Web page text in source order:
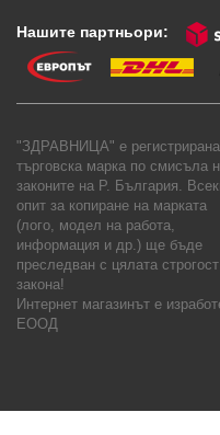
Нашите партньори:
"ЗДРАВНИЦА" е регистрирана
търговска марка по смисъла
законите на Р. България.
опит за копиране на марката
(лого, модел на работа,
информация и др.) ще бъде
преследван с цялата
закона!
Интернет магазинът е
ЕООД